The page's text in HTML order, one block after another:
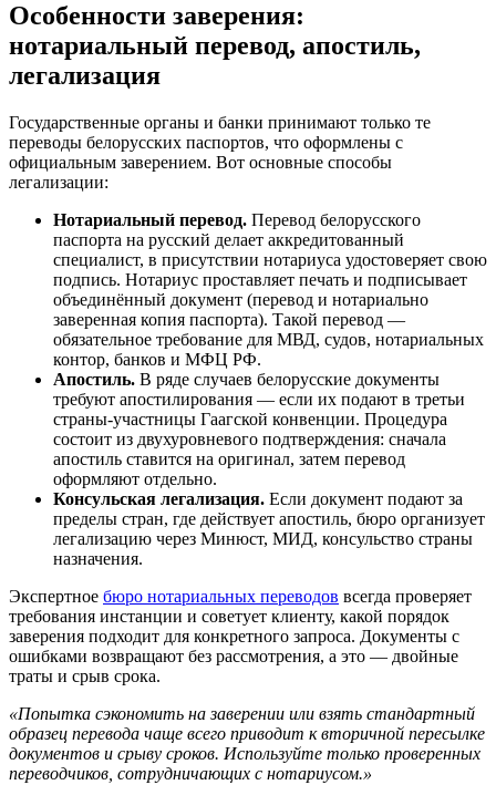
Особенности заверения:
нотариальный перевод, апостиль,
легализация
Государственные органы и банки принимают только те
переводы белорусских паспортов, что оформлены с
официальным заверением. Вот основные способы
легализации:
Нотариальный перевод. Перевод белорусского
паспорта на русский делает аккредитованный
специалист, в присутствии нотариуса удостоверяет свою
подпись. Нотариус проставляет печать и подписывает
объединённый документ (перевод и нотариально
заверенная копия паспорта). Такой перевод —
обязательное требование для МВД, судов, нотариальных
контор, банков и МФЦ РФ.
Апостиль. В ряде случаев белорусские документы
требуют апостилирования — если их подают в третьи
страны-участницы Гаагской конвенции. Процедура
состоит из двухуровневого подтверждения: сначала
апостиль ставится на оригинал, затем перевод
оформляют отдельно.
Консульская легализация. Если документ подают за
пределы стран, где действует апостиль, бюро организует
легализацию через Минюст, МИД, консульство страны
назначения.
Экспертное бюро нотариальных переводов всегда проверяет
требования инстанции и советует клиенту, какой порядок
заверения подходит для конкретного запроса. Документы с
ошибками возвращают без рассмотрения, а это — двойные
траты и срыв срока.
«Попытка сэкономить на заверении или взять стандартный
образец перевода чаще всего приводит к вторичной пересылке
документов и срыву сроков. Используйте только проверенных
переводчиков, сотрудничающих с нотариусом.»